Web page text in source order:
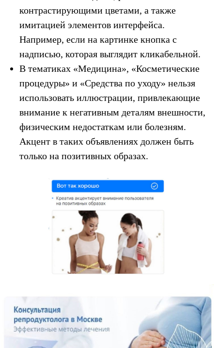
контрастирующими цветами, а также
имитацией элементов интерфейса.
Например, если на картинке кнопка с
надписью, которая выглядит кликабельной.
В тематиках «Медицина», «Косметические
процедуры» и «Средства по уходу» нельзя
использовать иллюстрации, привлекающие
внимание к негативным деталям внешности,
физическим недостаткам или болезням.
Акцент в таких объявлениях должен быть
только на позитивных образах.